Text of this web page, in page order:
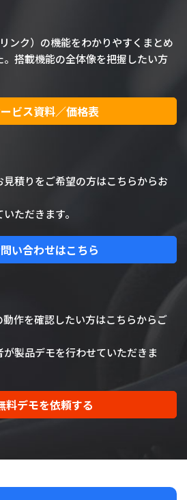
ンク）の機能をわかりやすくまとめ
搭載機能の全体像を把握したい方
ビス資料／価格表
積りをご希望の方はこちらからお
ただきます。
い合わせはこちら
作を確認したい方はこちらからご
製品デモを行わせていただきま
料デモを依頼する